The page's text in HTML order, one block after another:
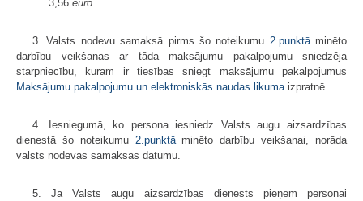
3,56 euro
3. Valsts nodevu samaksā pirms šo noteikumu 2.punktāminēto
darbību veikšanas ar tāda maksājumu pakalpojumu sniedzēja
starpniecību, kuram ir tiesības sniegt maksājumu pakalpojumus
Maksājumu pakalpojumu un elektroniskās naudas likuma izpratnē.
4. Iesniegumā, ko persona iesniedz Valsts augu aizsardzības
dienestā šo noteikumu 2.punktāminēto darbību veikšanai, norāda
valsts nodevas samaksas datumu.
5. Ja Valsts augu aizsardzības dienests pieņem personai